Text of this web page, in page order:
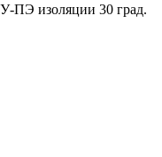
ПЭ изоляции 30 град.